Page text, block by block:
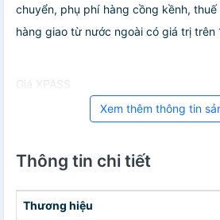
chuyển, phụ phí hàng cồng kềnh,
hàng giao từ nước ngoài có giá trị trên
Giá XPASS
Xem thêm thông tin
Thông tin chi tiết
Thương hiệu